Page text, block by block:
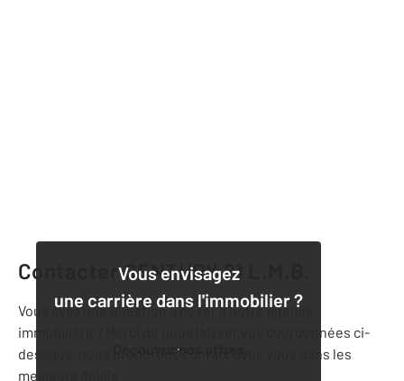
Vous envisagez
une carrière dans l'immobilier ?
Découvrir nos offres
Contacter CENTURY 21 L.M.B.
Vous avez une question à poser à notre agence
immobilière ? Merci de nous laisser vos coordonnées ci-
dessous, nous prendrons contact avec vous dans les
meilleurs délais